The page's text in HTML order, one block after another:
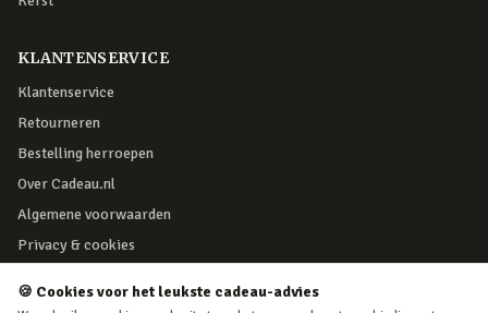
KLANTENSERVICE
Klantenservice
Retourneren
Bestelling herroepen
Over Cadeau.nl
Algemene voorwaarden
Privacy & cookies
VEILIG BETALEN
🍪 Cookies voor het leukste cadeau-advies